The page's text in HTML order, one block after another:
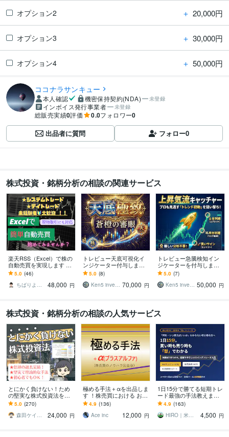
オプション2 ＋ 20,000円
オプション3 ＋ 30,000円
オプション4 ＋ 50,000円
ココナラサンキュー
本人確認 機密保持契約(NDA) 未登録
インボイス発行事業者 未登録
総販売実績0評価 0.0フォロワー0
出品者に質問 フォロー0
株式投資・銘柄分析の相談の関連サービス
楽天RSS（Excel）で株の
自動売買を実現します 当
サービスでデイトレード
に特化したシステムトレ
ードができます
5.0 (46)
ちばりよ＠株専業デイトレーダー
48,000 円
トレビュー天底可視化イ
ンジケーター付与します
相場の「天」と「底」を
明確に捉えるためのイン
ジケーター
5.0 (8)
Ken5 investment lab 70,000 円
トレビュー急騰検知イン
ジケーターを付与します
急騰の前兆を捉え、大相
場の初動に乗るための究
極ツール
5.0 (7)
Ken5 investment lab 50,000 円
株式投資・銘柄分析の相談の人気サービス
とにかく負けない！ため
の堅実な株式投資法を教
えます 実績全公開！ＦＰ
が優しく指導☆初心者様
大歓迎◎新NISA対応
5.0 (270)
森田ケイ＠資産戦略ＦＰ
24,000 円
極める手法＋αを出品しま
す ！株売買における お教
えするテクニカル手法の
完全版です！
4.9 (136)
Ace inc
12,000 円
1日15分で勝てる短期トレ
ード最強の手法教えます
★4.9｜知識ゼロでも、買
い時・売り時がわかるよ
うになる
4.9 (163)
HIRO｜米国株×兼業トレーダー
4,500 円